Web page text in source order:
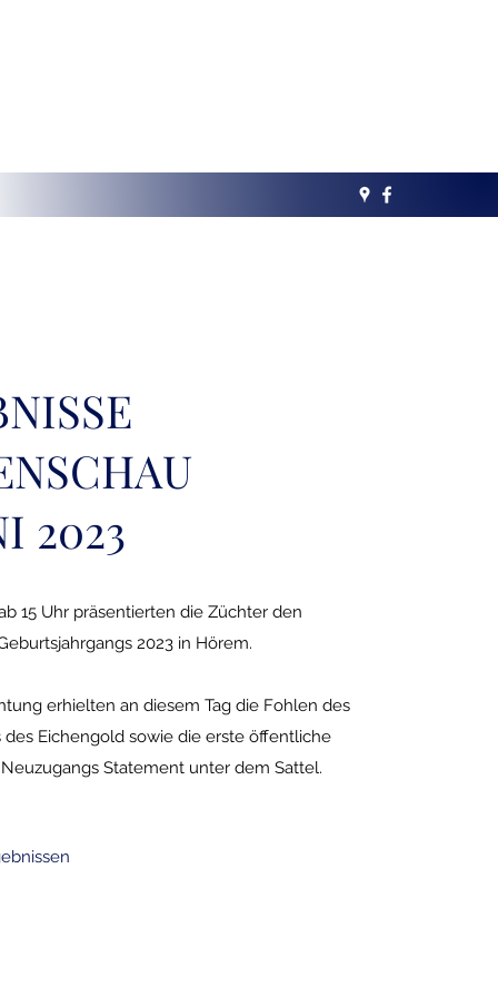
2023
15 Uhr präsentierten die Züchter den
2023 in Hörem.
erhielten an diesem Tag die Fohlen des
des Eichengold sowie die erste öffentliche
Statement unter dem Sattel.